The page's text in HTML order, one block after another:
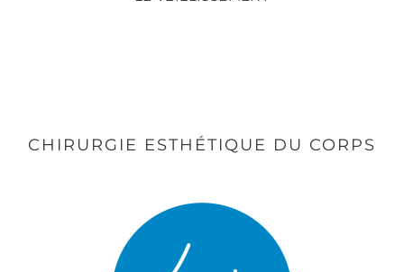
CHIRURGIE ESTHÉTIQUE DU CORPS